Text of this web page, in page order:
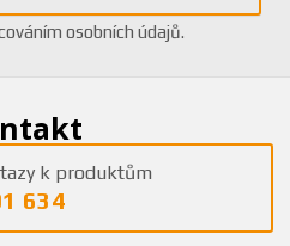
osobních údajů.
k produktům
634